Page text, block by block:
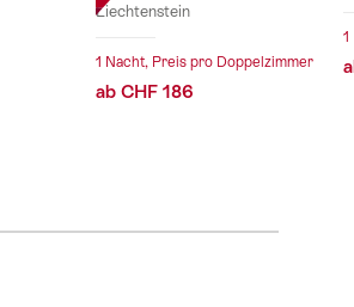
Liechtenstein
1 Nacht, Preis pro Doppelzimmer
ab CHF 186
1